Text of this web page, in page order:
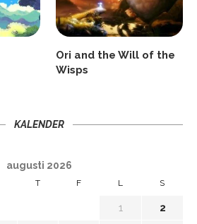
Ori and the Will of the
Wisps
KALENDER
augusti 2026
T F L S
1
2